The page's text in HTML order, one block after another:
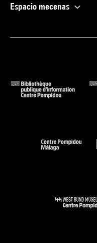
Espacio mecenas